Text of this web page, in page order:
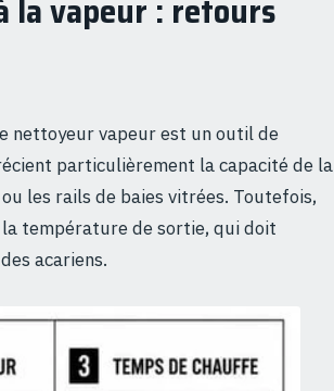
la vapeur : retours
nettoyeur vapeur est un outil de
particulièrement la capacité de la
les rails de baies vitrées. Toutefois,
température de sortie, qui doit
acariens.